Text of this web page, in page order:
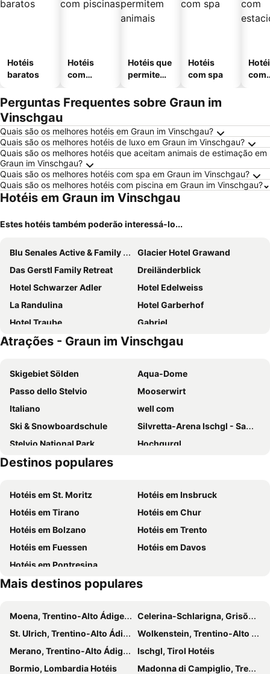
Hotéis
baratos
Hotéis
com
Hotéis que
permitem
Hotéis
com spa
com
Perguntas Frequentes sobre Graun im
Vinschgau
Quais são os melhores hotéis em Graun im Vinschgau?
Quais são os melhores hotéis de luxo em Graun im Vinschgau?
Quais são os melhores hotéis que aceitam animais de estimação em
Graun im Vinschgau?
Quais são os melhores hotéis com spa em Graun im Vinschgau?
Quais são os melhores hotéis com piscina em Graun im Vinschgau?
Hotéis em Graun im Vinschgau
Estes hotéis também poderão interessá-lo...
Blu Senales Active & Family Resort
Glacier Hotel Grawand
Das Gerstl Family Retreat
Dreiländerblick
Hotel Schwarzer Adler
Hotel Edelweiss
La Randulina
Hotel Garberhof
Hotel Traube
Gabriel
Hotel Belvedere Scuol
Hotel Edelweiß - Fam. Kleinhans
Atrações - Graun im Vinschgau
Skigebiet Sölden
Aqua-Dome
Passo dello Stelvio
Mooserwirt
Italiano
well com
Ski & Snowboardschule
Silvretta-Arena Ischgl - Samnaun
Stelvio National Park
Hochgurgl
Ippodromo Merano
Schöneben
Caprone
San Valentino alla Muta
Lago di San Valentino alla Muta
Burg Naudersberg
Nauders Bergkastel
Borgo di Burgusio
Parrocchia Assunzione Malles Venosta
Museo Provinciale delle Miniere di Monteneve
Rodelbahn
Grünwald
Infang
Destinos populares
Hotéis em St. Moritz
Hotéis em Insbruck
Hotéis em Tirano
Hotéis em Chur
Hotéis em Bolzano
Hotéis em Trento
Hotéis em Fuessen
Hotéis em Davos
Hotéis em Pontresina
Mais destinos populares
Moena, Trentino-Alto Ádige Hotéis
Celerina-Schlarigna, Grisões Hotéis
St. Ulrich, Trentino-Alto Ádige Hotéis
Wolkenstein, Trentino-Alto Ádige Hotéis
Merano, Trentino-Alto Ádige Hotéis
Ischgl, Tirol Hotéis
Bormio, Lombardia Hotéis
Madonna di Campiglio, Trentino-Alto Ádige Hotéis